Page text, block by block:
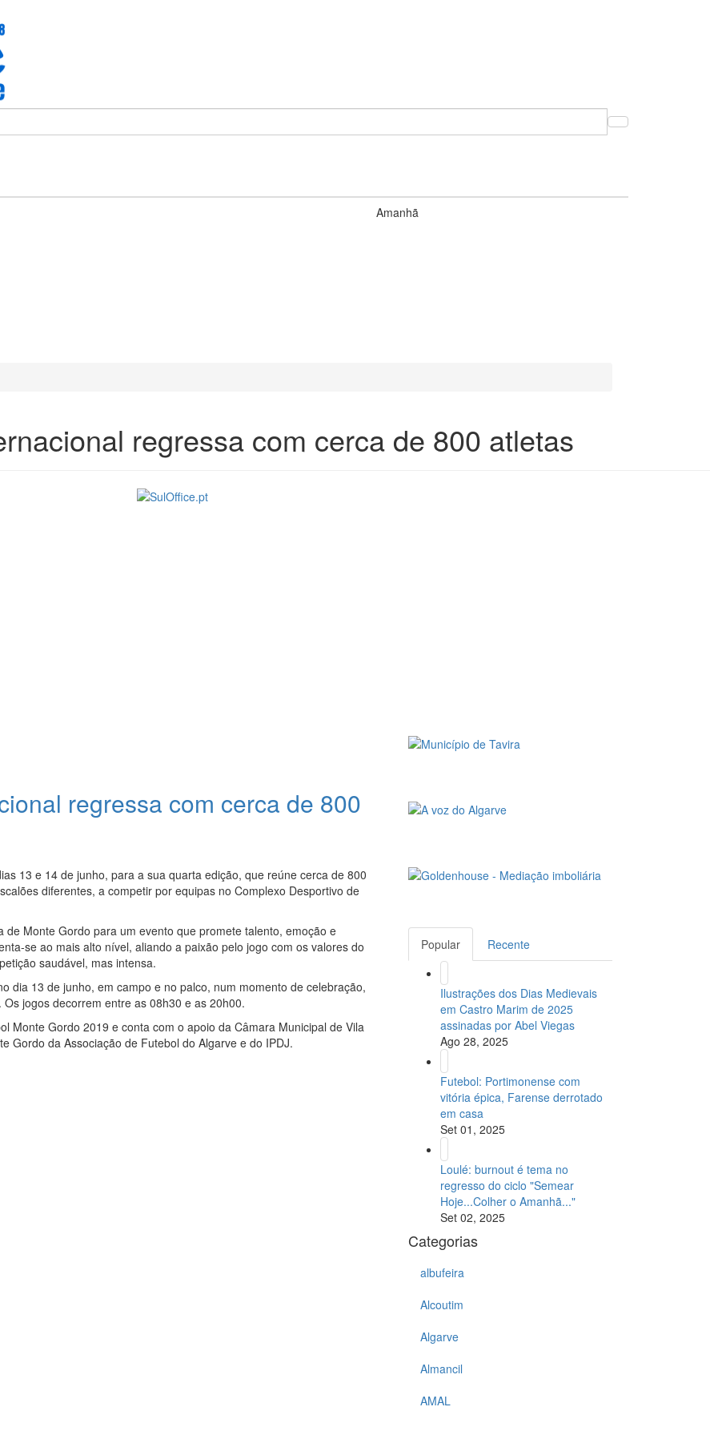
Amanhã
regressa com cerca de 800 atletas
regressa com cerca de 800
13 e 14 de junho, para a sua quarta edição, que reúne cerca de 800
diferentes, a competir por equipas no Complexo Desportivo de
Monte Gordo para um evento que promete talento, emoção e
se ao mais alto nível, aliando a paixão pelo jogo com os valores do
saudável, mas intensa.
dia 13 de junho, em campo e no palco, num momento de celebração,
jogos decorrem entre as 08h30 e as 20h00.
Monte Gordo 2019 e conta com o apoio da Câmara Municipal de Vila
Gordo da Associação de Futebol do Algarve e do IPDJ.
Popular Recente
Ilustrações dos Dias Medievais
em Castro Marim de 2025
assinadas por Abel Viegas
Ago 28, 2025
Futebol: Portimonense com
vitória épica, Farense derrotado
em casa
Set 01, 2025
Loulé: burnout é tema no
regresso do ciclo "Semear
Hoje...Colher o Amanhã..."
Set 02, 2025
Categorias
albufeira
Alcoutim
Algarve
Almancil
AMAL